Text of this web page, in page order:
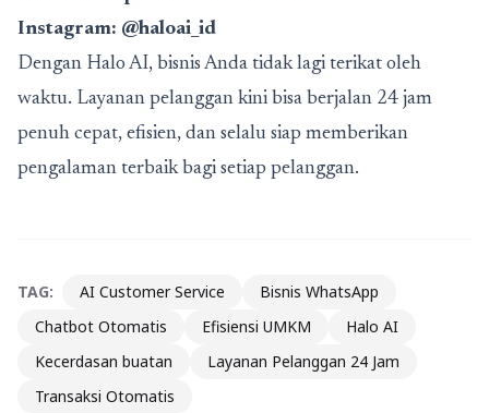
Instagram: @haloai_id
Dengan Halo AI, bisnis Anda tidak lagi terikat oleh
waktu. Layanan pelanggan kini bisa berjalan 24 jam
penuh cepat, efisien, dan selalu siap memberikan
pengalaman terbaik bagi setiap pelanggan.
TAG: AI Customer Service
Bisnis WhatsApp
Chatbot Otomatis
Efisiensi UMKM
Halo AI
Kecerdasan buatan
Layanan Pelanggan 24 Jam
Transaksi Otomatis